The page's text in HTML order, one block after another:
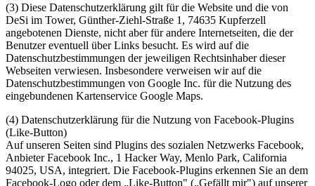
(3) Diese Datenschutzerklärung gilt für die Website und die von
DeSi im Tower, Günther-Ziehl-Straße 1, 74635 Kupferzell
angebotenen Dienste, nicht aber für andere Internetseiten, die der
Benutzer eventuell über Links besucht. Es wird auf die
Datenschutzbestimmungen der jeweiligen Rechtsinhaber dieser
Webseiten verwiesen. Insbesondere verweisen wir auf die
Datenschutzbestimmungen von Google Inc. für die Nutzung des
eingebundenen Kartenservice Google Maps.
(4) Datenschutzerklärung für die Nutzung von Facebook-Plugins
(Like-Button)
Auf unseren Seiten sind Plugins des sozialen Netzwerks Facebook,
Anbieter Facebook Inc., 1 Hacker Way, Menlo Park, California
94025, USA, integriert. Die Facebook-Plugins erkennen Sie an dem
Facebook-Logo oder dem „Like-Button" („Gefällt mir") auf unserer